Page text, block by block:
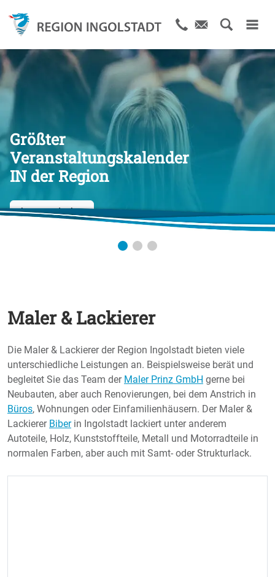
Größter
Veranstaltungskalender
IN der Region
Jetzt entdecken
Die Stadt und Region
von A bis Z
Jetzt entdecken
Maler & Lackierer
Die Maler & Lackierer der Region Ingolstadt bieten viele
unterschiedliche Leistungen an. Beispielsweise berät und
begleitet Sie das Team der Maler Prinz GmbH gerne bei
Neubauten, aber auch Renovierungen, bei dem Anstrich in
Büros, Wohnungen oder Einfamilienhäusern. Der Maler &
Lackierer Biberin Ingolstadt lackiert unter anderem
Autoteile, Holz, Kunststoffteile, Metall und Motorradteile in
normalen Farben, aber auch mit Samt- oder Strukturlack.